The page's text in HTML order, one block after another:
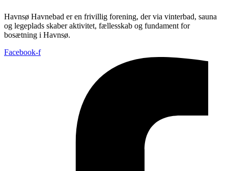
Havnsø Havnebad er en frivillig forening, der via vinterbad, sauna
og legeplads skaber aktivitet, fællesskab og fundament for
bosætning i Havnsø.
Facebook-f